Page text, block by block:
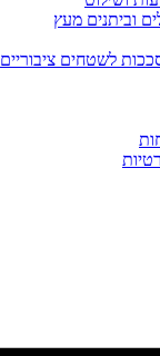
וביתנים מעץ
לשטחים ציבוריים